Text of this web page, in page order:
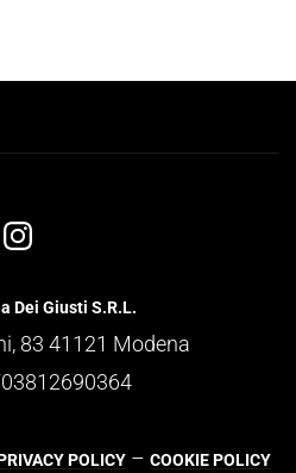
Dei Giusti S.R.L.
83 41121 Modena
POLICY – COOKIE POLICY